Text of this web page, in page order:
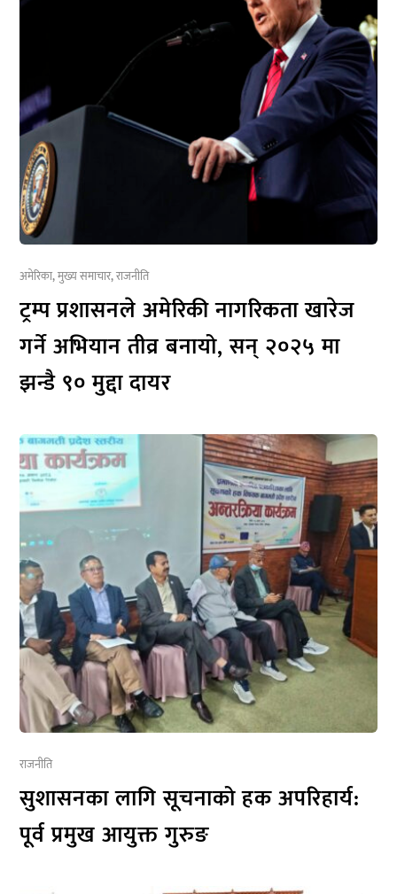
अमेरिका,मुख्य समाचार,राजनीति
ट्रम्प प्रशासनले अमेरिकी नागरिकता खारेज
गर्ने अभियान तीव्र बनायो, सन् २०२५ मा
झन्डै ९० मुद्दा दायर
राजनीति
सुशासनका लागि सूचनाको हक अपरिहार्य:
पूर्व प्रमुख आयुक्त गुरुङ